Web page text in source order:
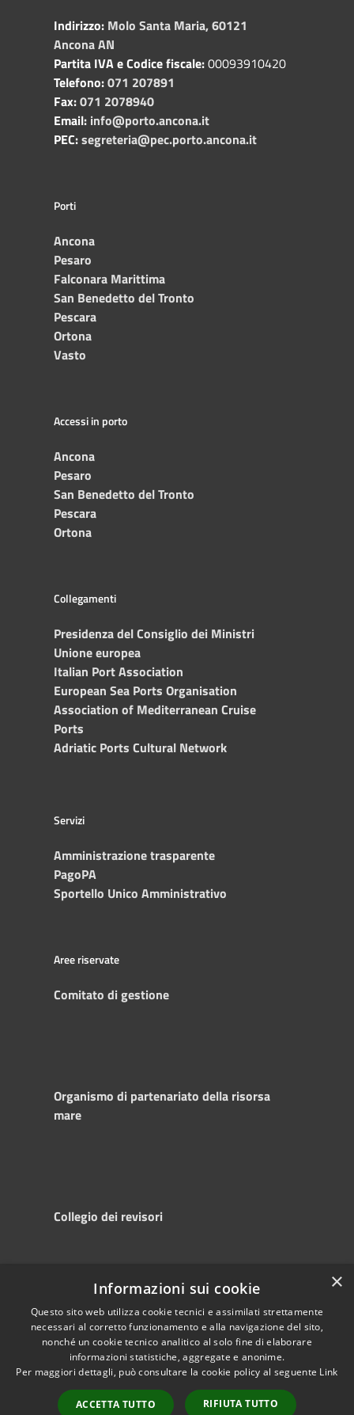
Indirizzo: Molo Santa Maria, 60121
Ancona AN
Partita IVA e Codice fiscale:00093910420
Telefono:071 207891
Fax:071 2078940
Email: info@porto.ancona.it
PEC:segreteria@pec.porto.ancona.it
Porti
Ancona
Pesaro
Falconara Marittima
San Benedetto del Tronto
Pescara
Ortona
Vasto
Accessi in porto
Ancona
Pesaro
San Benedetto del Tronto
Pescara
Ortona
Collegamenti
Presidenza del Consiglio dei Ministri
Unione europea
Italian Port Association
European Sea Ports Organisation
Association of Mediterranean Cruise
Ports
Adriatic Ports Cultural Network
Servizi
Amministrazione trasparente
PagoPA
Sportello Unico Amministrativo
Aree riservate
Comitato di gestione
Organismo di partenariato della risorsa
mare
Collegio dei revisori
Accessibility
Privacy
Cookie
Sitemap
Copyright © 2025
Autorità di
Sistema Portuale
del Mare Adriatico
Centrale
Powered by
Municipium
×
Informazioni sui cookie
Questo sito web utilizza cookie tecnici e assimilati strettamente
necessari al corretto funzionamento e alla navigazione del sito,
nonché un cookie tecnico analitico al solo fine di elaborare
informazioni statistiche, aggregate e anonime.
Per maggiori dettagli, può consultare la cookie policy al seguente Link
ACCETTA TUTTO RIFIUTA TUTTO